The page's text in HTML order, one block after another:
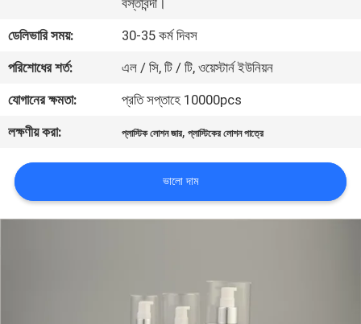
জন্য
আবেদন
সাইট
ম্যাপ
বস্তাবন্দী।
ডেলিভারি সময়:
30-35 কর্ম দিবস
পরিশোধের শর্ত:
এল / সি, টি / টি, ওয়েস্টার্ন ইউনিয়ন
যোগানের ক্ষমতা:
প্রতি সপ্তাহে 10000pcs
লক্ষণীয় করা:
প্লাস্টিক লোশন জার,প্লাস্টিকের লোশন পাত্রে
ভালো দাম